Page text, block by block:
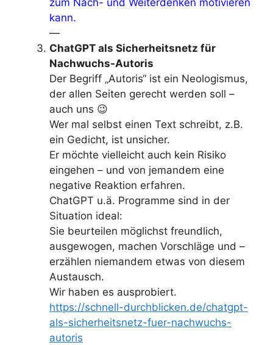
zum Nach- und Weiterdenken motivieren
kann.
—
ChatGPT als Sicherheitsnetz für
Nachwuchs-Autoris
Der Begriff „Autoris“ ist ein Neologismus,
der allen Seiten gerecht werden soll –
auch uns 😉
Wer mal selbst einen Text schreibt, z.B.
ein Gedicht, ist unsicher.
Er möchte vielleicht auch kein Risiko
eingehen – und von jemandem eine
negative Reaktion erfahren.
ChatGPT u.ä. Programme sind in der
Situation ideal:
Sie beurteilen möglichst freundlich,
ausgewogen, machen Vorschläge und –
erzählen niemandem etwas von diesem
Austausch.
Wir haben es ausprobiert.
https://schnell-durchblicken.de/chatgpt-
als-sicherheitsnetz-fuer-nachwuchs-
autoris